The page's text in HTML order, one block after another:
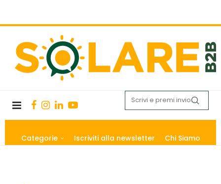
Categorie Iscriviti alla newsletter Chi Siamo